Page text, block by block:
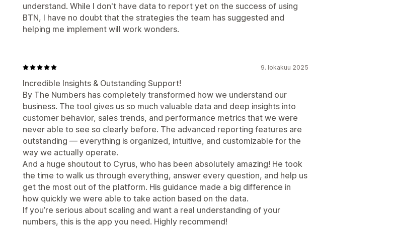
understand. While I don't have data to report yet on the success of using
BTN, I have no doubt that the strategies the team has suggested and
helping me implement will work wonders.
9. lokakuu 2025
Incredible Insights & Outstanding Support!
By The Numbers has completely transformed how we understand our
business. The tool gives us so much valuable data and deep insights into
customer behavior, sales trends, and performance metrics that we were
never able to see so clearly before. The advanced reporting features are
outstanding — everything is organized, intuitive, and customizable for the
way we actually operate.
And a huge shoutout to Cyrus, who has been absolutely amazing! He took
the time to walk us through everything, answer every question, and help us
get the most out of the platform. His guidance made a big difference in
how quickly we were able to take action based on the data.
If you’re serious about scaling and want a real understanding of your
numbers, this is the app you need. Highly recommend!